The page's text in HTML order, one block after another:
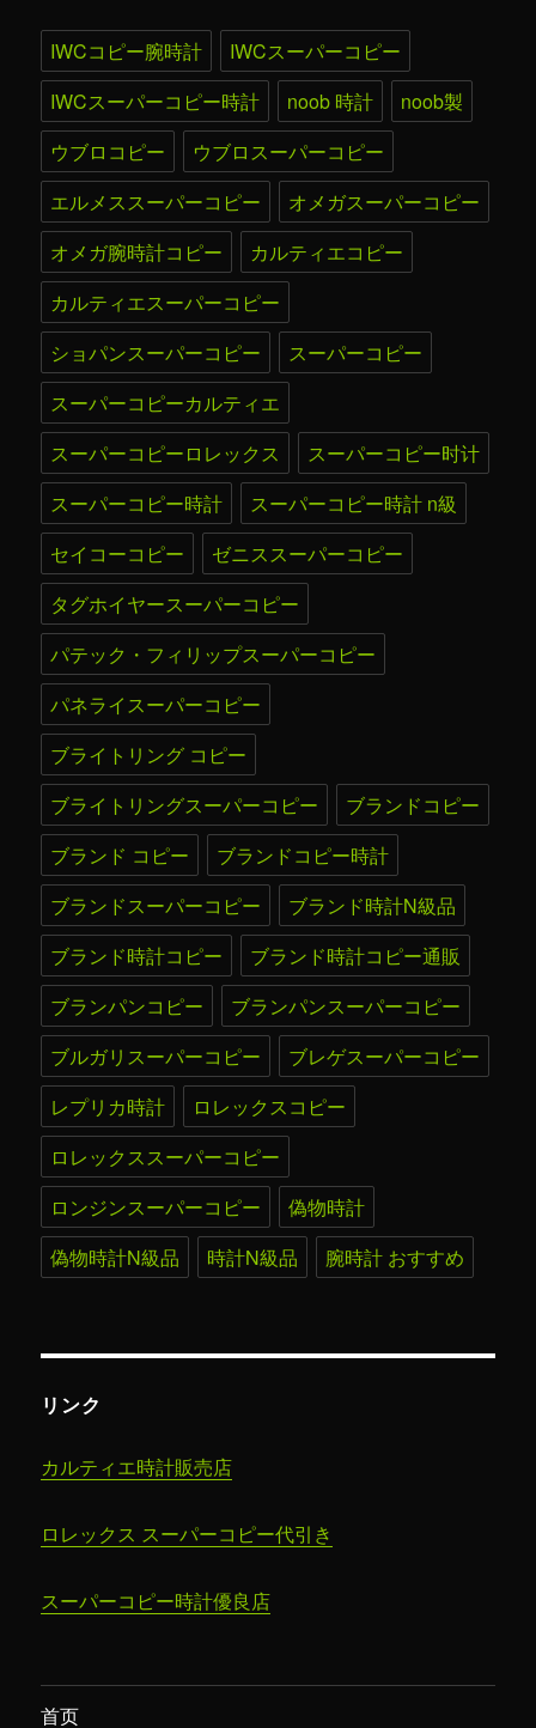
IWCコピー腕時計
IWCスーパーコピー
IWCスーパーコピー時計
noob 時計
noob製
ウブロコピー
ウブロスーパーコピー
エルメススーパーコピー
オメガスーパーコピー
オメガ腕時計コピー
カルティエコピー
カルティエスーパーコピー
ショパンスーパーコピー
スーパーコピー
スーパーコピーカルティエ
スーパーコピーロレックス
スーパーコピー时计
スーパーコピー時計
スーパーコピー時計 n級
セイコーコピー
ゼニススーパーコピー
タグホイヤースーパーコピー
パテック・フィリップスーパーコピー
パネライスーパーコピー
ブライトリング コピー
ブライトリングスーパーコピー
ブランドコピー
ブランド コピー
ブランドコピー時計
ブランドスーパーコピー
ブランド時計N級品
ブランド時計コピー
ブランド時計コピー通販
ブランパンコピー
ブランパンスーパーコピー
ブルガリスーパーコピー
ブレゲスーパーコピー
レプリカ時計
ロレックスコピー
ロレックススーパーコピー
ロンジンスーパーコピー
偽物時計
偽物時計N級品
時計N級品 腕時計 おすすめ
リンク
カルティエ時計販売店
ロレックス スーパーコピー代引き
スーパーコピー時計​優良店
首页